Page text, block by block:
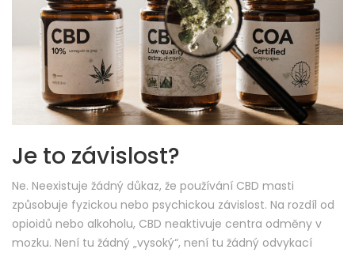
Je to závislost?
Ne. Neexistuje žádný důkaz, že používání CBD masti
způsobuje fyzickou nebo psychickou závislost. Na rozdíl od
opioidů nebo alkoholu, CBD neaktivuje centra odměny v
mozku. Není tu žádný „vysoký“, není tu žádný odvykací